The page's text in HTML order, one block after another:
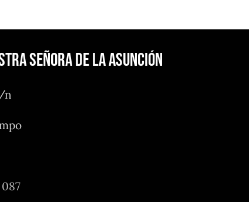
Señora de la Asunción
n